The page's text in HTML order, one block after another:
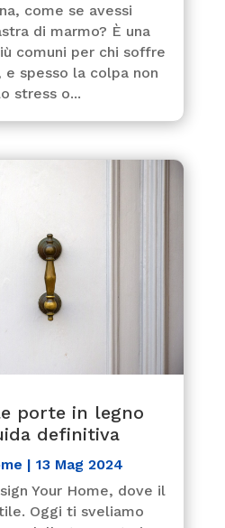
come se avessi
di marmo? È una
comuni per chi soffre
e spesso la colpa non
stress o...
porte in legno
definitiva
| 13 Mag 2024
Your Home, dove il
Oggi ti sveliamo